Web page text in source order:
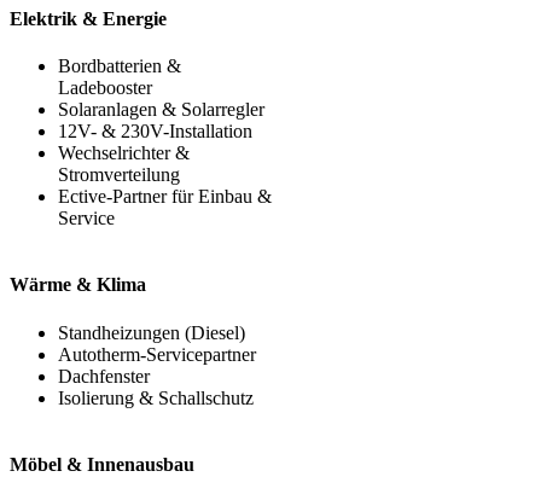
Elektrik & Energie
Bordbatterien &
Ladebooster
Solaranlagen & Solarregler
12V- & 230V-Installation
Wechselrichter &
Stromverteilung
Ective-Partner für Einbau &
Service
Wärme & Klima
Standheizungen (Diesel)
Autotherm-Servicepartner
Dachfenster
Isolierung & Schallschutz
Möbel & Innenausbau